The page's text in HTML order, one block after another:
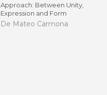
Approach: Between Unity,
Expression and Form
De Mateo Carmona